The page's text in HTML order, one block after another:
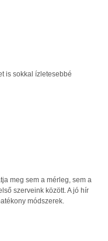
is sokkal ízletesebbé
meg sem a mérleg, sem a
szerveink között. A jó hír
módszerek.